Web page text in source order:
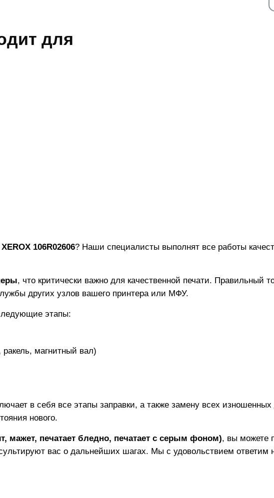
для
XEROX 106R02606? Наши специалисты выполнят все работы
, что критически важно для качественной печати. Правильный
других узлов вашего принтера или МФУ.
этапы:
магнитный вал)
в себя все этапы заправки, а также замену всех
нового.
мажет, печатает бледно, печатает с серым фоном), вы можете
вас о дальнейших шагах. Мы с удовольствием